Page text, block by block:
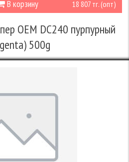
В корзину 18 807 тг. (опт)
OEM DC240 пурпурный
500g